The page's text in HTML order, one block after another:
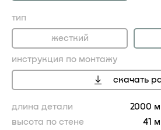
тип
жесткий
инструкция по монтажу
скачать
длина детали
2000
высота по стене
41